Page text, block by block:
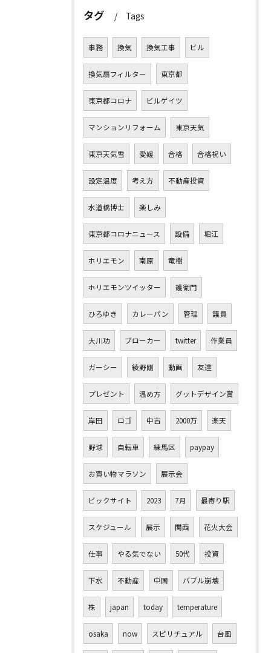
タグ Tags
事務 換気 換気工事 ビル
換気扇フィルター 東京都
東京都コロナ ビルゲイツ
マンションリフォーム 東京天気
東京天気雪 愛媛 合格 合格祝い
設定温度 考え方 不動産投資
水道橋博士 楽しみ
東京都コロナニュース 設備 堀江
ホリエモン 南原 竜樹
ホリエモンツイッター 護衛門
ひろゆき カレーパン 管理 議員
大川功 ブローカー twitter 作業員
ガーシー 綾野剛 動画 友達
プレゼント 温め方 グットデザイン賞
岸田 ロゴ 中古 2000万 楽天
野球 自転車 練馬区 paypay
お買い物マラソン 展示会
ビックサイト 2023 7月 最寄り駅
スケジュール 展示 関西 花火大会
仕事 やる気でない 50代 投資
下水 不動産 中国 バブル崩壊
株 japan today temperature
osaka now スピリチュアル 台風